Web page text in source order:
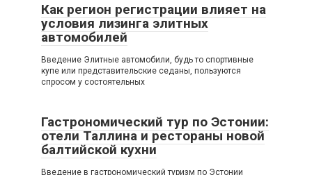
Как регион регистрации влияет на
условия лизинга элитных
автомобилей
Введение Элитные автомобили, будь то спортивные
купе или представительские седаны, пользуются
спросом у состоятельных
Гастрономический тур по Эстонии:
отели Таллина и рестораны новой
балтийской кухни
Введение в гастрономический туризм по Эстонии